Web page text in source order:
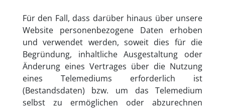
Für den Fall, dass darüber hinaus über unsere
Website personenbezogene Daten erhoben
und verwendet werden, soweit dies für die
Begründung, inhaltliche Ausgestaltung oder
Änderung eines Vertrages über die Nutzung
eines Telemediums erforderlich ist
(Bestandsdaten) bzw. um das Telemedium
selbst zu ermöglichen oder abzurechnen